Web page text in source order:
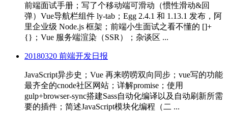
前端面试手册；写了个移动端可滑动（惯性滑动&回
弹）Vue导航栏组件 ly-tab；Egg 2.4.1 和 1.13.1 发布，阿
里企业级 Node.js 框架；前端小生面试之看不懂的 []+
{}；Vue 服务端渲染（SSR）；杂谈区 ...
20180320 前端开发日报
JavaScript异步史；Vue 再来唠唠双向同步；vue写的功能
最齐全的cnode社区网站；详解promise；使用
gulp+browser-sync搭建Sass自动化编译以及自动刷新所需
要的插件；简述JavaScript模块化编程（二 ...